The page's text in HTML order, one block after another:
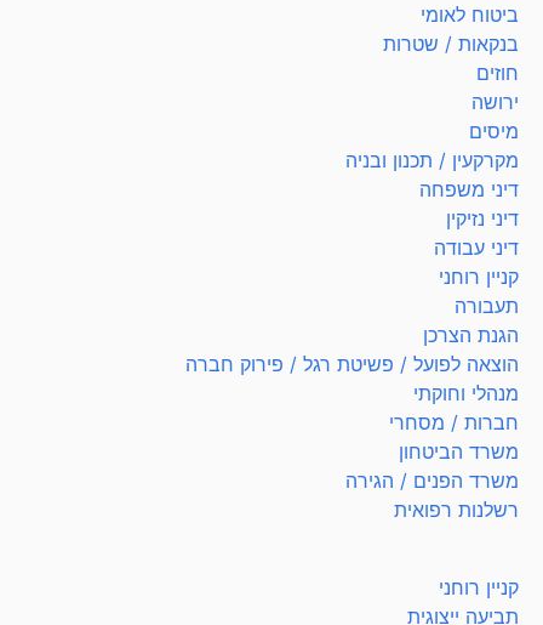
ביטוח לאומי
בנקאות / שטרות
חוזים
ירושה
מיסים
מקרקעין / תכנון ובניה
דיני משפחה
דיני נזיקין
דיני עבודה
קניין רוחני
תעבורה
הגנת הצרכן
הוצאה לפועל / פשיטת רגל / פירוק חברה
מנהלי וחוקתי
חברות / מסחרי
משרד הביטחון
משרד הפנים / הגירה
רשלנות רפואית
קניין רוחני
תביעה ייצוגית